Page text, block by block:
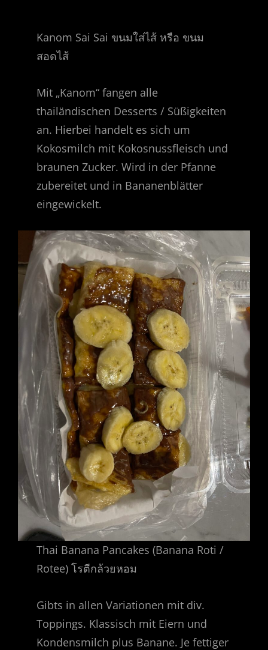
Kanom Sai Sai ขนมใส่ไส้ หรือ ขนม
สอดไส้
Mit „Kanom“ fangen alle
thailändischen Desserts / Süßigkeiten
an. Hierbei handelt es sich um
Kokosmilch mit Kokosnussfleisch und
braunen Zucker. Wird in der Pfanne
zubereitet und in Bananenblätter
eingewickelt.
Thai Banana Pancakes (Banana Roti /
Rotee) โรตีกล้วยหอม
Gibts in allen Variationen mit div.
Toppings. Klassisch mit Eiern und
Kondensmilch plus Banane. Je fettiger